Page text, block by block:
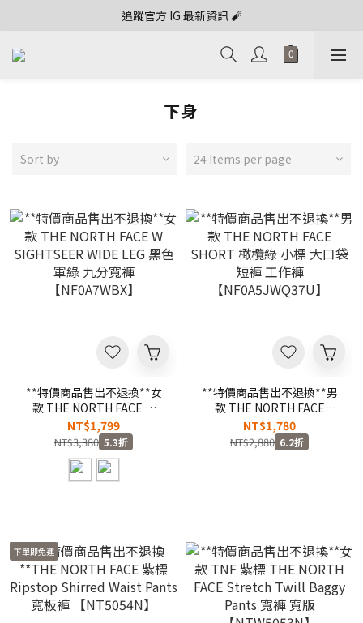
追蹤官方 IG 最新資訊 🧨
下身
Sort by 24 Items per page
**特價商品售出不退換**女
款 THE NORTH FACE W
SIGHTSEER WIDE LEG 黑色
軍綠 九分寬褲
【NF0A7WBX】
NT$1,799
NT$3,380 5.3折
**特價商品售出不退換**男
款 THE NORTH FACE
SHORT 橄欖綠 小標 大口袋
短褲 工作褲
【NF0A5JWQ37U】
NT$1,780
NT$2,880 6.2折
下單即免運